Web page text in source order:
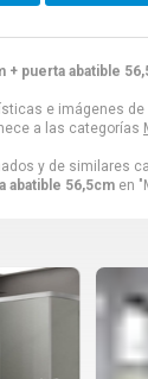
+ puerta abatible
e imágenes de
a las categorías
y de similares
abatible 56,5cm en